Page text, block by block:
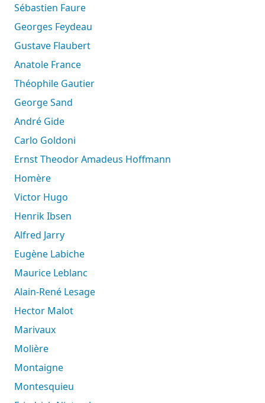
Sébastien Faure
Georges Feydeau
Gustave Flaubert
Anatole France
Théophile Gautier
George Sand
André Gide
Carlo Goldoni
Ernst Theodor Amadeus Hoffmann
Homère
Victor Hugo
Henrik Ibsen
Alfred Jarry
Eugène Labiche
Maurice Leblanc
Alain-René Lesage
Hector Malot
Marivaux
Molière
Montaigne
Montesquieu